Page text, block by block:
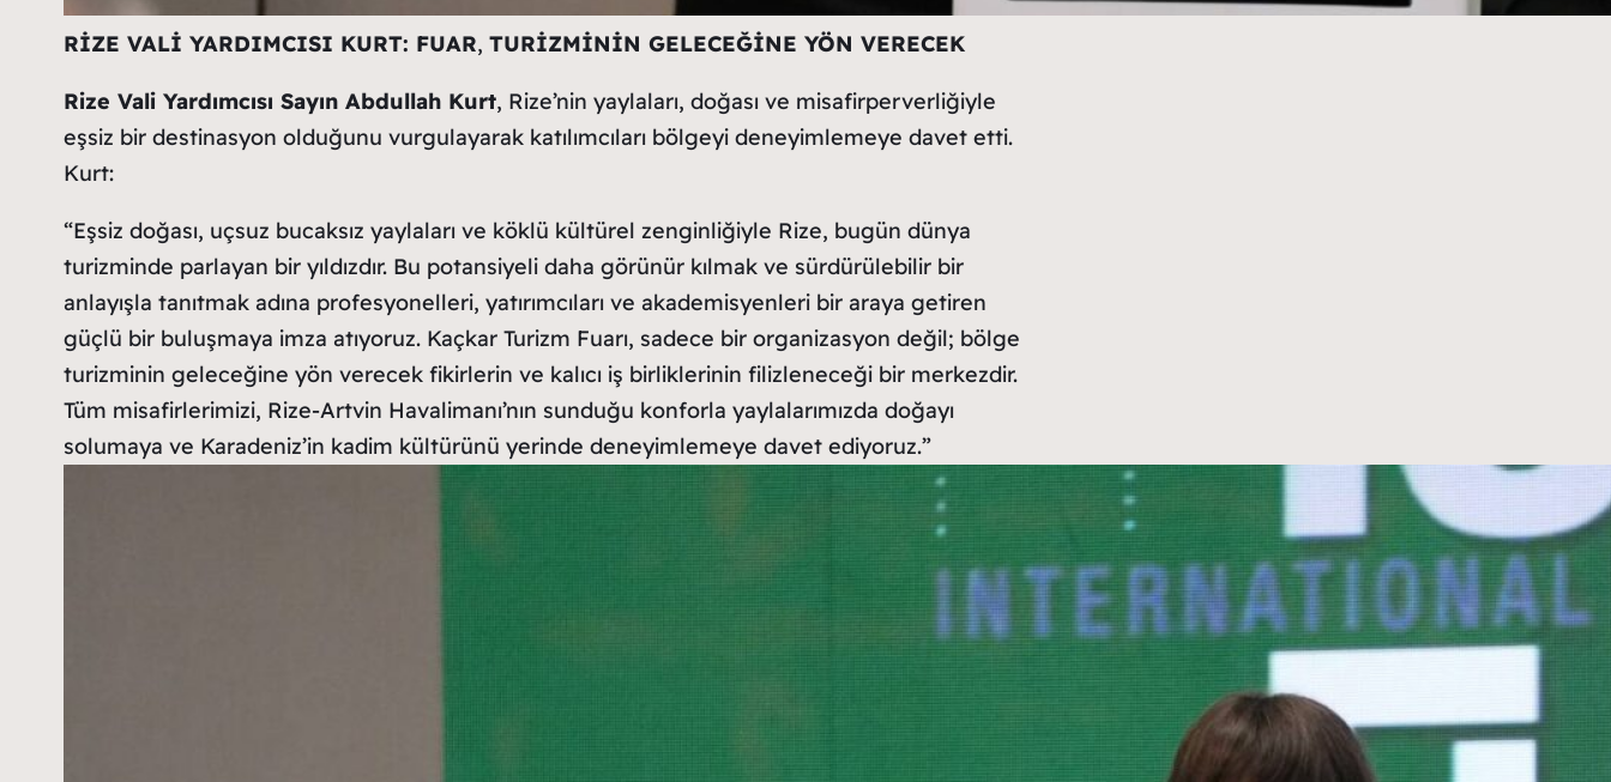
RİZE VALİ YARDIMCISI KURT: FUAR, TURİZMİNİN GELECEĞİNE YÖN VERECEK
Rize Vali Yardımcısı Sayın Abdullah Kurt, Rize’nin yaylaları, doğası ve misafirperverliğiyle
eşsiz bir destinasyon olduğunu vurgulayarak katılımcıları bölgeyi deneyimlemeye davet etti.
Kurt:
“Eşsiz doğası, uçsuz bucaksız yaylaları ve köklü kültürel zenginliğiyle Rize, bugün dünya
turizminde parlayan bir yıldızdır. Bu potansiyeli daha görünür kılmak ve sürdürülebilir bir
anlayışla tanıtmak adına profesyonelleri, yatırımcıları ve akademisyenleri bir araya getiren
güçlü bir buluşmaya imza atıyoruz. Kaçkar Turizm Fuarı, sadece bir organizasyon değil; bölge
turizminin geleceğine yön verecek fikirlerin ve kalıcı iş birliklerinin filizleneceği bir merkezdir.
Tüm misafirlerimizi, Rize-Artvin Havalimanı’nın sunduğu konforla yaylalarımızda doğayı
solumaya ve Karadeniz’in kadim kültürünü yerinde deneyimlemeye davet ediyoruz.”